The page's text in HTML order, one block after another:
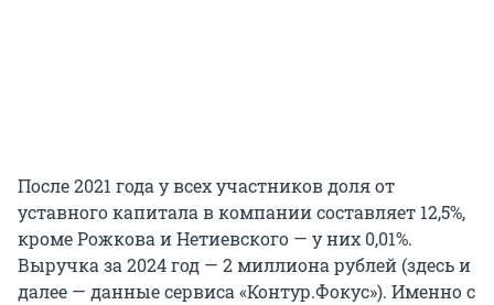
После 2021 года у всех участников доля от
уставного капитала в компании составляет 12,5%,
кроме Рожкова и Нетиевского — у них 0,01%.
Выручка за 2024 год — 2 миллионарублей (здесь и
далее — данные сервиса «Контур.Фокус»). Именно с